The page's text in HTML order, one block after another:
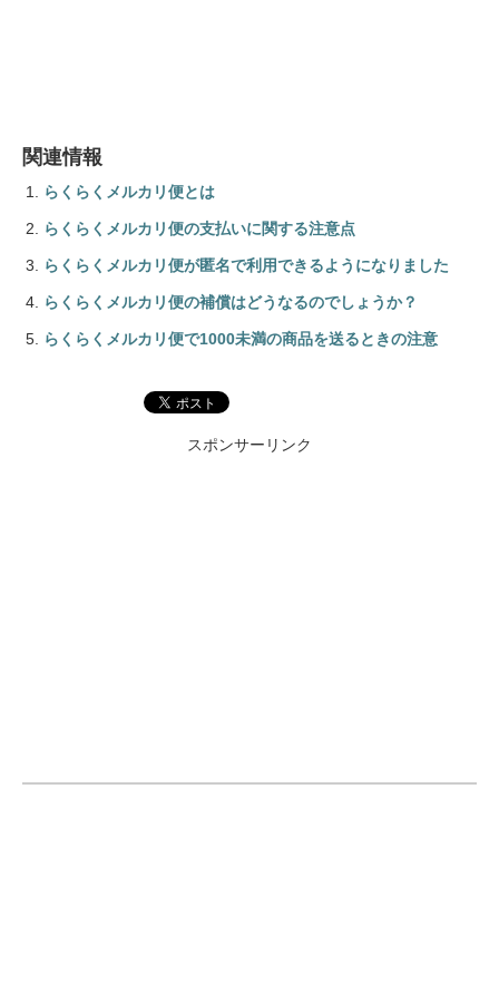
関連情報
らくらくメルカリ便とは
らくらくメルカリ便の支払いに関する注意点
らくらくメルカリ便が匿名で利用できるようになりました
らくらくメルカリ便の補償はどうなるのでしょうか？
らくらくメルカリ便で1000未満の商品を送るときの注意
スポンサーリンク